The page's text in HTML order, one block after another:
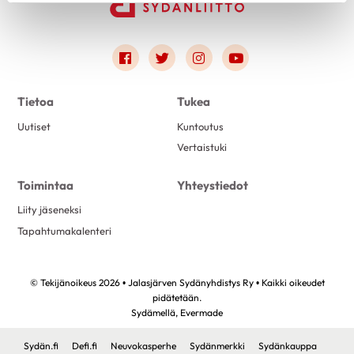
Link to facebook
Link to twitter
Link to instagram
Link to youtube
Tietoa
Uutiset
Tukea
Kuntoutus
Vertaistuki
Toimintaa
Liity jäseneksi
Tapahtumakalenteri
Yhteystiedot
© Tekijänoikeus 2026 • Jalasjärven Sydänyhdistys Ry • Kaikki oikeudet
pidätetään.
Sydämellä, Evermade
Sydän.fi Defi.fi Neuvokasperhe Sydänmerkki Sydänkauppa